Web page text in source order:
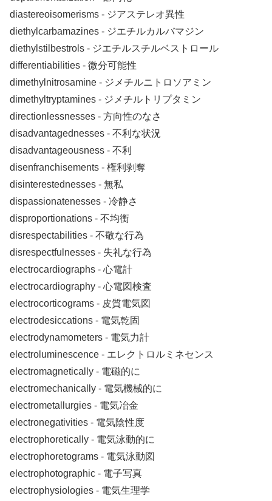
diastereoisomerisms ‐ ジアステレオ異性
diethylcarbamazines ‐ ジエチルカルバマジン
diethylstilbestrols ‐ ジエチルスチルベストロール
differentiabilities ‐ 微分可能性
dimethylnitrosamine ‐ ジメチルニトロソアミン
dimethyltryptamines ‐ ジメチルトリプタミン
directionlessnesses ‐ 方向性のなさ
disadvantagednesses ‐ 不利な状況
disadvantageousness ‐ 不利
disenfranchisements ‐ 権利剥奪
disinterestednesses ‐ 無私
dispassionatenesses ‐ 冷静さ
disproportionations ‐ 不均衡
disrespectabilities ‐ 不敬な行為
disrespectfulnesses ‐ 失礼な行為
electrocardiographs ‐ 心電計
electrocardiography ‐ 心電図検査
electrocorticograms ‐ 皮質電気図
electrodesiccations ‐ 電気乾固
electrodynamometers ‐ 電気力計
electroluminescence ‐ エレクトロルミネセンス
electromagnetically ‐ 電磁的に
electromechanically ‐ 電気機械的に
electrometallurgies ‐ 電気冶金
electronegativities ‐ 電気陰性度
electrophoretically ‐ 電気泳動的に
electrophoretograms ‐ 電気泳動図
electrophotographic ‐ 電子写真
electrophysiologies ‐ 電気生理学